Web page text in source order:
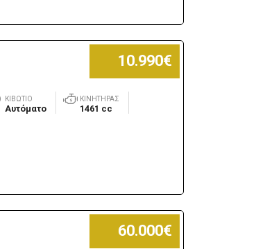
10.990€
ΚΙΒΏΤΙΟ
Αυτόματο
ΚΙΝΗΤΉΡΑΣ
1461 cc
60.000€